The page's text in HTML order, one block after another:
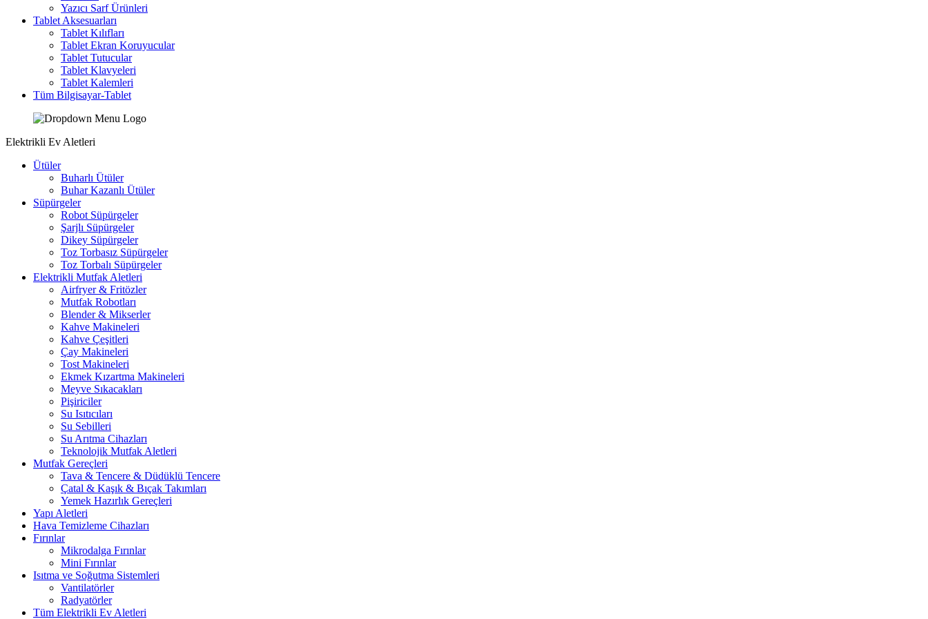
Yazıcı Sarf Ürünleri
Tablet Aksesuarları
Tablet Kılıfları
Tablet Ekran Koruyucular
Tablet Tutucular
Tablet Klavyeleri
Tablet Kalemleri
Tüm Bilgisayar-Tablet
Elektrikli Ev Aletleri
Ütüler
Buharlı Ütüler
Buhar Kazanlı Ütüler
Süpürgeler
Robot Süpürgeler
Şarjlı Süpürgeler
Dikey Süpürgeler
Toz Torbasız Süpürgeler
Toz Torbalı Süpürgeler
Elektrikli Mutfak Aletleri
Airfryer & Fritözler
Mutfak Robotları
Blender & Mikserler
Kahve Makineleri
Kahve Çeşitleri
Çay Makineleri
Tost Makineleri
Ekmek Kızartma Makineleri
Meyve Sıkacakları
Pişiriciler
Su Isıtıcıları
Su Sebilleri
Su Arıtma Cihazları
Teknolojik Mutfak Aletleri
Mutfak Gereçleri
Tava & Tencere & Düdüklü Tencere
Çatal & Kaşık & Bıçak Takımları
Yemek Hazırlık Gereçleri
Yapı Aletleri
Hava Temizleme Cihazları
Fırınlar
Mikrodalga Fırınlar
Mini Fırınlar
Isıtma ve Soğutma Sistemleri
Vantilatörler
Radyatörler
Tüm Elektrikli Ev Aletleri